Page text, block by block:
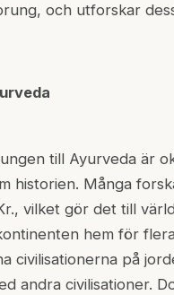
och utforskar
till Ayurveda är
historien. Många
vilket gör det till
hem för
civilisationerna på
andra civilisationer.